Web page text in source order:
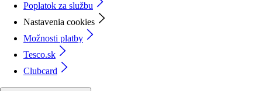
Poplatok za službu
Nastavenia cookies
Možnosti platby
Tesco.sk
Clubcard